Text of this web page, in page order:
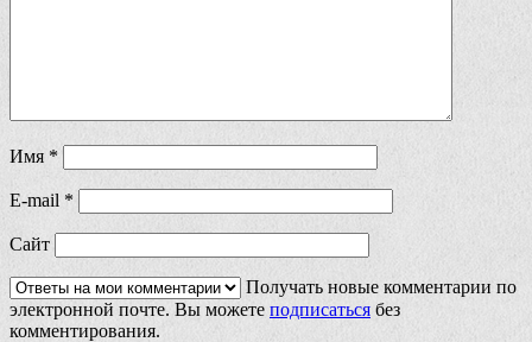
Имя *
E-mail *
Сайт
Получать новые комментарии по
электронной почте. Вы можете подписаться без
комментирования.